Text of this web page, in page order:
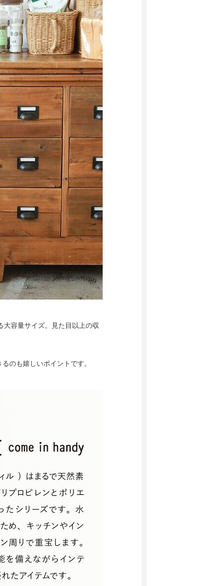
容量サイズ。見た目以上の収
のも嬉しいポイントです。